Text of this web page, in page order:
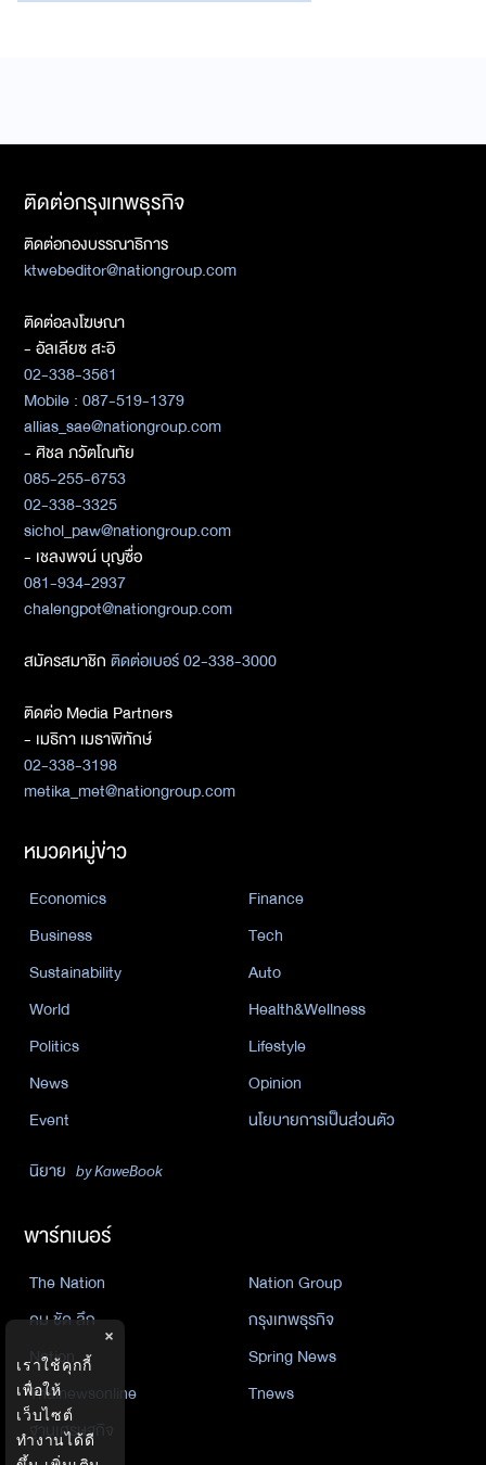
ติดต่อกรุงเทพธุรกิจ
ติดต่อกองบรรณาธิการ
ktwebeditor@nationgroup.com
ติดต่อลงโฆษณา
- อัลเลียซ สะอิ
02-338-3561
Mobile : 087-519-1379
allias_sae@nationgroup.com
- ศิชล ภวัตโณทัย
085-255-6753
02-338-3325
sichol_paw@nationgroup.com
- เชลงพจน์ บุญซื่อ
081-934-2937
chalengpot@nationgroup.com
สมัครสมาชิกติดต่อเบอร์ 02-338-3000
ติดต่อ Media Partners
- เมธิกา เมธาพิทักษ์
02-338-3198
metika_met@nationgroup.com
หมวดหมู่ข่าว
Economics
Finance
Business
Tech
Sustainability
Auto
World
Health&Wellness
Politics
Lifestyle
News
Opinion
Event
นโยบายการเป็นส่วนตัว
นิยาย by KaweBook
พาร์ทเนอร์
The Nation
Nation Group
คม ชัด ลึก
กรุงเทพธุรกิจ
Nation
Spring News
Thainewsonline
Tnews
ฐานเศรษฐกิจ
×
เราใช้คุกกี้
เพื่อให้
เว็บไซต์
ทำงานได้ดี